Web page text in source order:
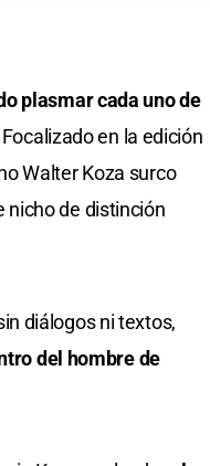
plasmar cada uno de
en la edición
Walter Koza surco
nicho de distinción
diálogos ni textos,
del hombre de